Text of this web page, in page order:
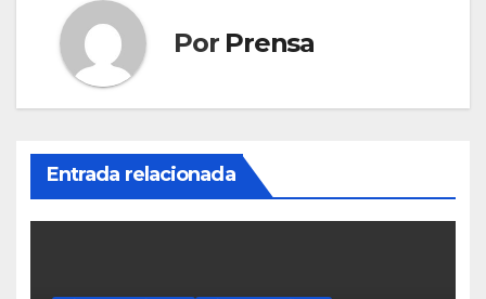
Por Prensa
Entrada relacionada